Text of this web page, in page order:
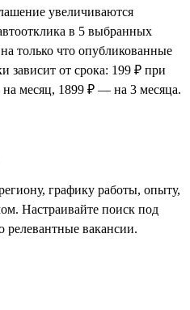
увеличиваются
в 5 выбранных
только что опубликованные
зависит от срока: 199 ₽ при
месяц, 1899 ₽ — на 3 месяца.
графику работы, опыту,
Настраивайте поиск под
релевантные вакансии.